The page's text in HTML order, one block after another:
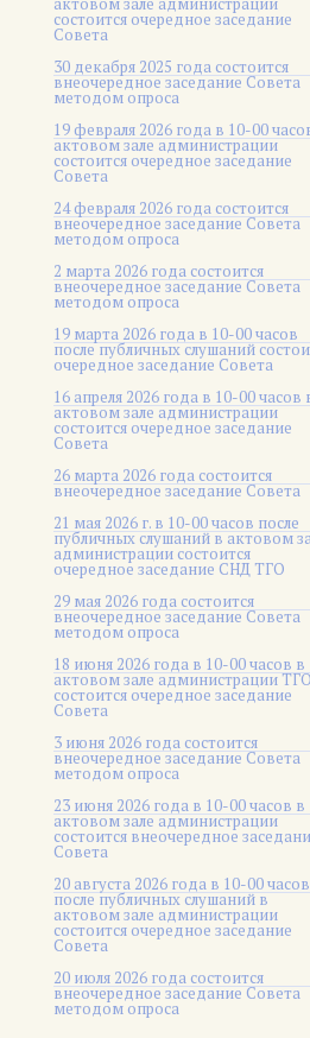
состоится очередное заседание
Совета
30 декабря 2025 года состоится
внеочередное заседание Совета
методом опроса
19 февраля 2026 года в 10-00
актовом зале администрации
состоится очередное заседание
Совета
24 февраля 2026 года состоится
внеочередное заседание Совета
методом опроса
2 марта 2026 года состоится
внеочередное заседание Совета
методом опроса
19 марта 2026 года в 10-00 часов
после публичных слушаний
очередное заседание Совета
16 апреля 2026 года в 10-00 часов
актовом зале администрации
состоится очередное заседание
Совета
26 марта 2026 года состоится
внеочередное заседание Совета
21 мая 2026 г. в 10-00 часов после
публичных слушаний в актовом
администрации состоится
очередное заседание СНД ТГО
29 мая 2026 года состоится
внеочередное заседание Совета
методом опроса
18 июня 2026 года в 10-00 часов в
актовом зале администрации
состоится очередное заседание
Совета
3 июня 2026 года состоится
внеочередное заседание Совета
методом опроса
23 июня 2026 года в 10-00 часов в
актовом зале администрации
состоится внеочередное
Совета
20 августа 2026 года в 10-00 часов
после публичных слушаний в
актовом зале администрации
состоится очередное заседание
Совета
20 июля 2026 года состоится
внеочередное заседание Совета
методом опроса